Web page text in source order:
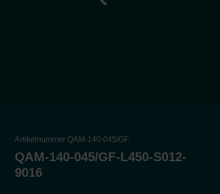
Artikelnummer QAM-140-045/GF
QAM-140-045/GF-L450-S012-
9016